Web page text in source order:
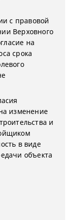
с правовой
Верховного
на
срока
изменение
и
в виде
объекта